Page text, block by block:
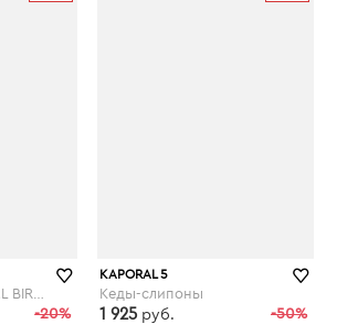
-20%
KAPORAL 5
Кеды-слипоны
-50%
1 925 руб.